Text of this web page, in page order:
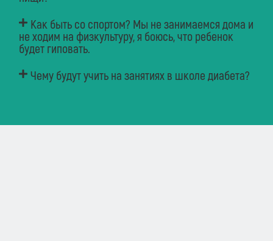
Как быть со спортом? Мы не занимаемся дома и
не ходим на физкультуру, я боюсь, что ребенок
будет гиповать.
Чему будут учить на занятиях в школе диабета?